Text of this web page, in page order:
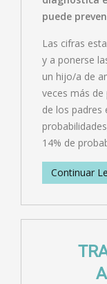
puede
Las cifras
y a ponerse
un hijo/a de
veces más de
de los padres
14% de
Continuar